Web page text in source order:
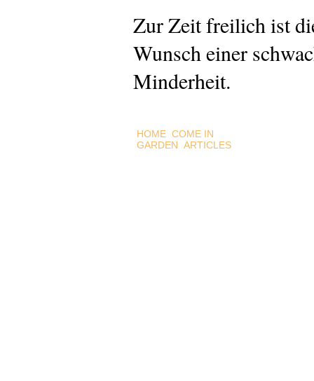
Zur Zeit freilich ist
Wunsch einer
Minderheit.
HOME COME IN
GARDEN ARTICLES